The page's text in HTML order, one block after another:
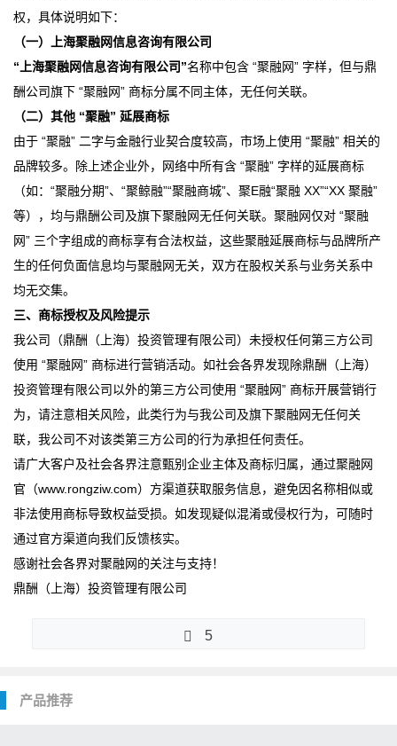
权，具体说明如下：
（一）上海聚融网信息咨询有限公司
“上海聚融网信息咨询有限公司”名称中包含 “聚融网” 字样，但与鼎
酬公司旗下 “聚融网” 商标分属不同主体，无任何关联。
（二）其他 “聚融” 延展商标
由于 “聚融” 二字与金融行业契合度较高，市场上使用 “聚融” 相关的
品牌较多。除上述企业外，网络中所有含 “聚融” 字样的延展商标
（如：“聚融分期”、“聚鲸融”“聚融商城”、聚E融“聚融 XX”“XX 聚融”
等），均与鼎酬公司及旗下聚融网无任何关联。聚融网仅对 “聚融
网” 三个字组成的商标享有合法权益，这些聚融延展商标与品牌所产
生的任何负面信息均与聚融网无关，双方在股权关系与业务关系中
均无交集。
三、商标授权及风险提示
我公司（鼎酬（上海）投资管理有限公司）未授权任何第三方公司
使用 “聚融网” 商标进行营销活动。如社会各界发现除鼎酬（上海）
投资管理有限公司以外的第三方公司使用 “聚融网” 商标开展营销行
为，请注意相关风险，此类行为与我公司及旗下聚融网无任何关
联，我公司不对该类第三方公司的行为承担任何责任。
请广大客户及社会各界注意甄别企业主体及商标归属，通过聚融网
官（www.rongziw.com）方渠道获取服务信息，避免因名称相似或
非法使用商标导致权益受损。如发现疑似混淆或侵权行为，可随时
通过官方渠道向我们反馈核实。
感谢社会各界对聚融网的关注与支持！
鼎酬（上海）投资管理有限公司
5
产品推荐